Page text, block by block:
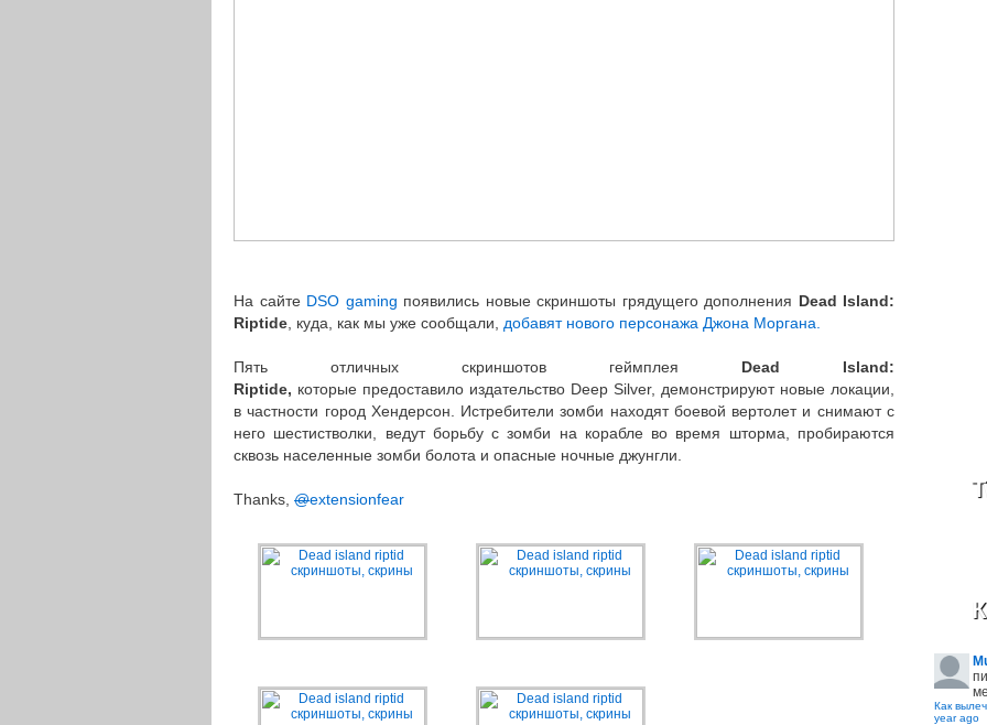
На сайте DSO gaming появились новые скриншоты грядущего дополнения Dead Island:
Riptide , куда, как мы уже сообщали, добавят нового персонажа Джона Моргана.
Пять отличных скриншотов геймплея Dead Island:
Riptide, которые предоставило издательство Deep Silver, демонстрируют новые локации,
в частности город Хендерсон. Истребители зомби находят боевой вертолет и снимают с
него шестистволки, ведут борьбу с зомби на корабле во время шторма, пробираются
сквозь населенные зомби болота и опасные ночные джунгли.
Thanks, @extensionfear
Как
year ago